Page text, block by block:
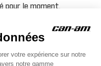
pour le moment.